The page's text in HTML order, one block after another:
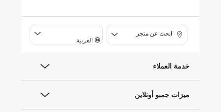
ابحث عن متجر
العربية
خدمة العملاء
ميزات جمبو أونلاين